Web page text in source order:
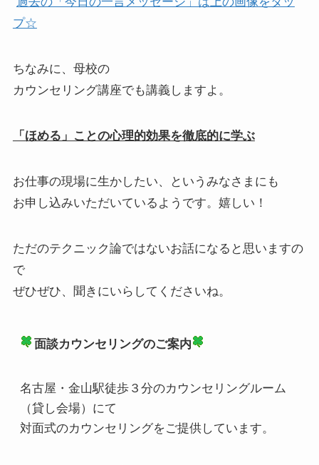
プ☆
ちなみに、母校の
カウンセリング講座でも講義しますよ。
「ほめる」ことの心理的効果を徹底的に学ぶ
お仕事の現場に生かしたい、というみなさまにも
お申し込みいただいているようです。嬉しい！
ただのテクニック論ではないお話になると思いますの
で
ぜひぜひ、聞きにいらしてくださいね。
面談カウンセリングのご案内
名古屋・金山駅徒歩３分のカウンセリングルーム
（貸し会場）にて
対面式のカウンセリングをご提供しています。